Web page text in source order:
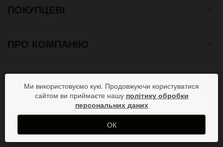
ПОКУПЦЕВІ
ПРО КОМПАНІЮ
СПОСОБИ ОПЛАТИ
ПРИЄДНУЙСЯ В СОЦМЕРЕЖАХ
Ми використовуємо кукі. Продовжуючи користуватися
сайтом ви приймаєте нашу політику обробки
персональних даних
ОК